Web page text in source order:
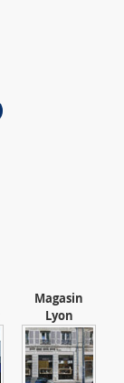
Magasin
Lyon